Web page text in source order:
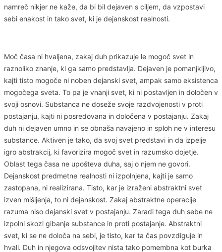
namreč nikjer ne kaže, da bi bil dejaven s ciljem, da vzpostavi
sebi enakost in tako svet, ki je dejanskost realnosti.
Moč časa ni hvaljena, zakaj duh prikazuje le mogoč svet in
raznoliko znanje, ki ga samo predstavlja. Dejaven je pomanjkljivo,
kajti tisto mogoče ni noben dejanski svet, ampak samo eksistenca
mogočega sveta. To pa je vnanji svet, ki ni postavljen in določen v
svoji osnovi. Substanca ne doseže svoje razdvojenosti v proti
postajanju, kajti ni posredovana in določena v postajanju. Zakaj
duh ni dejaven umno in se obnaša navajeno in sploh ne v interesu
substance. Aktiven je tako, da svoj svet predstavi in da izpelje
igro abstrakcij, ki favorizira mogoč svet in razumsko dojetje.
Oblast tega časa ne upošteva duha, saj o njem ne govori.
Dejanskost predmetne realnosti ni izpolnjena, kajti je samo
zastopana, ni realizirana. Tisto, kar je izraženi abstraktni svet
izven mišljenja, to ni dejanskost. Zakaj abstraktne operacije
razuma niso dejanski svet v postajanju. Zaradi tega duh sebe ne
izpolni skozi gibanje substance in proti postajanje. Abstraktni
svet, ki se ne določa na sebi, je tisto, kar ta čas povzdiguje in
hvali. Duh in njegova odsvojitev nista tako pomembna kot burka